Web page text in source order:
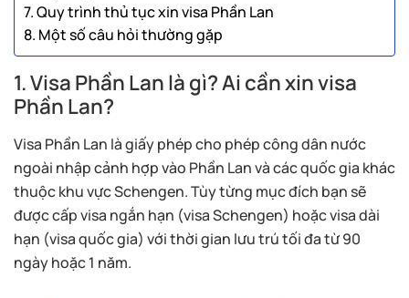
7. Quy trình thủ tục xin visa Phần Lan
8. Một số câu hỏi thường gặp
1. Visa Phần Lan là gì? Ai cần xin visa
Phần Lan?
Visa Phần Lan là giấy phép cho phép công dân nước
ngoài nhập cảnh hợp vào Phần Lan và các quốc gia khác
thuộc khu vực Schengen. Tùy từng mục đích bạn sẽ
được cấp visa ngắn hạn (visa Schengen) hoặc visa dài
hạn (visa quốc gia) với thời gian lưu trú tối đa từ 90
ngày hoặc 1 năm.